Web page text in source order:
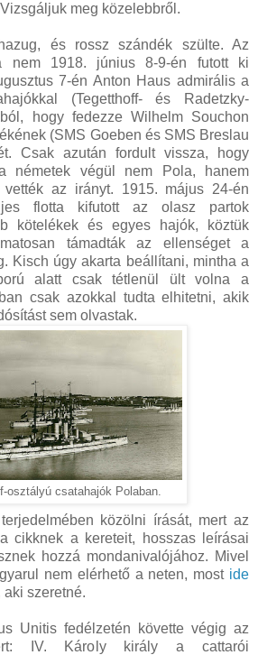
meg közelebbről.
és rossz szándék szülte. Az
nem 1918. június 8-9-én futott ki
7-én Anton Haus admirális a
(Tegetthoff- és Radetzky-
hogy fedezze Wilhelm Souchon
(SMS Goeben és SMS Breslau
Csak azután fordult vissza, hogy
németek végül nem Pola, hanem
vették az irányt. 1915. május 24-én
flotta kifutott az olasz partok
kötelékek és egyes hajók, köztük
támadták az ellenséget a
Kisch úgy akarta beállítani, mintha a
alatt csak tétlenül ült volna a
csak azokkal tudta elhitetni, akik
sem olvastak.
osztályú csatahajók Polaban.
közölni írását, mert az
cikknek a kereteit, hosszas leírásai
hozzá mondanivalójához. Mivel
nem elérhető a neten, most ide
aki szeretné.
Unitis fedélzetén követte végig az
IV. Károly király a cattarói